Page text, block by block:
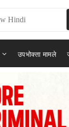
उपभोक्ता मामले